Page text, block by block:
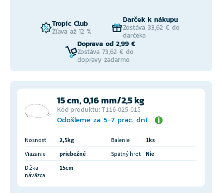
Tropic Club
Zľava až 12 %
Darček k nákupu
Zostáva 33,62 € do
darčeka
Doprava od 2,99 €
Zostáva 73,62 € do
dopravy zadarmo
15 cm, 0,16 mm/2,5 kg
Kód produktu: T116-025-015
Odošleme za 5-7 prac. dní
Nosnosť 2,5kg Balenie
1ks
Viazanie
priebežné Spätný hrot
Nie
Dĺžka
náväzca
15cm